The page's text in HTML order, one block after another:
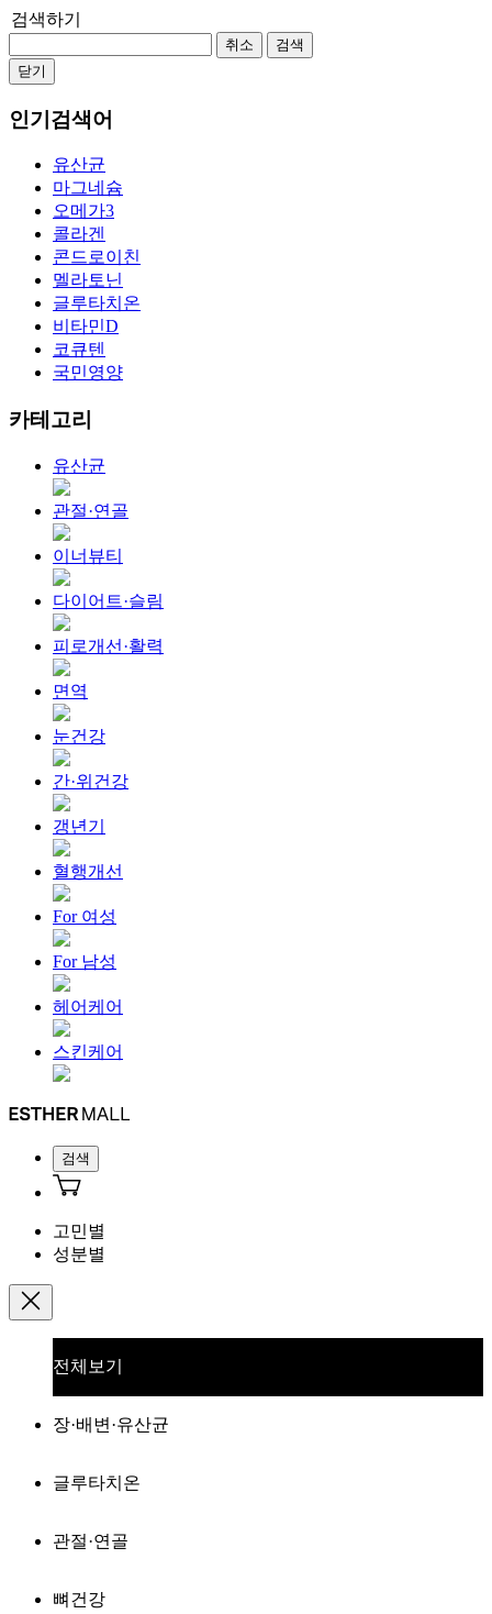
검색하기
취소
검색
닫기
인기검색어
유산균
마그네슘
오메가3
콜라겐
콘드로이친
멜라토닌
글루타치온
비타민D
코큐텐
국민영양
카테고리
유산균
관절·연골
이너뷰티
다이어트·슬림
피로개선·활력
면역
눈건강
간·위건강
갱년기
혈행개선
For 여성
For 남성
헤어케어
스킨케어
검색
고민별
성분별
전체보기
장·배변·유산균
글루타치온
관절·연골
뼈건강